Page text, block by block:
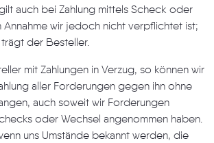
auch bei Zahlung mittels Scheck oder
Annahme wir jedoch nicht verpflichtet ist;
der Besteller.
mit Zahlungen in Verzug, so können wir
aller Forderungen gegen ihn ohne
auch soweit wir Forderungen
oder Wechsel angenommen haben.
uns Umstände bekannt werden, die